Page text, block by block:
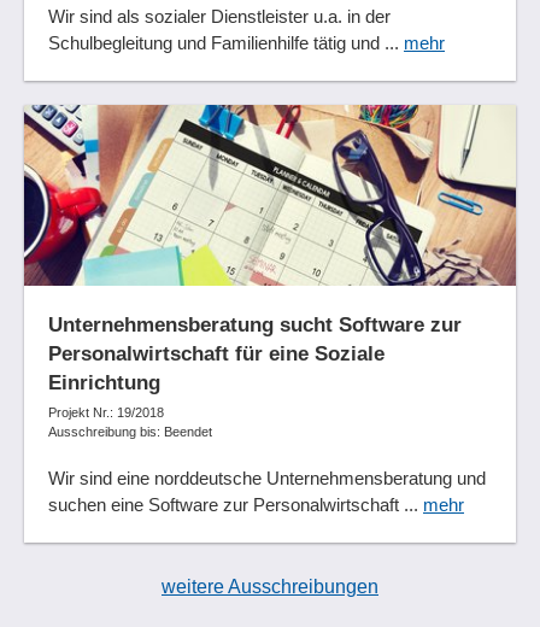
Wir sind als sozialer Dienstleister u.a. in der
Schulbegleitung und Familienhilfe tätig und ... mehr
Unternehmensberatung sucht Software zur
Personalwirtschaft für eine Soziale
Einrichtung
Projekt Nr.: 19/2018
Ausschreibung bis: Beendet
Wir sind eine norddeutsche Unternehmensberatung und
suchen eine Software zur Personalwirtschaft ... mehr
weitere Ausschreibungen